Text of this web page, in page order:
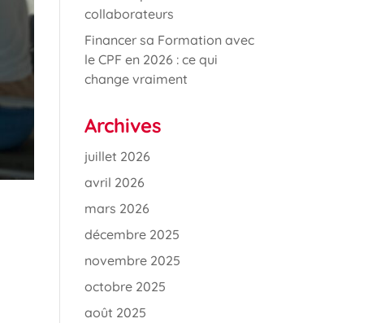
collaborateurs
Financer sa Formation avec
le CPF en 2026 : ce qui
change vraiment
Archives
juillet 2026
avril 2026
mars 2026
décembre 2025
novembre 2025
octobre 2025
août 2025